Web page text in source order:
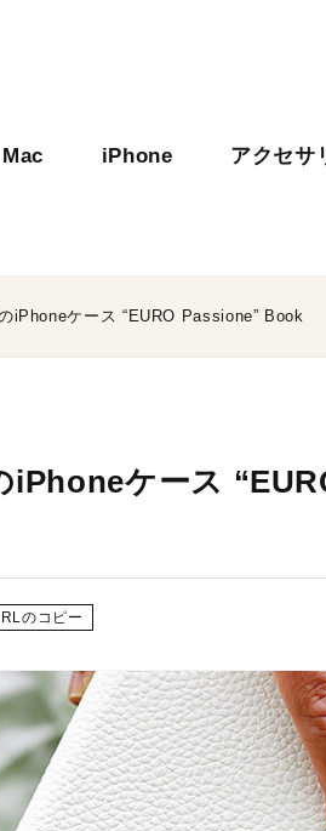
Mac iPhone アクセサ
iPhoneケース “EURO Passione” Book
iPhoneケース
のコピー